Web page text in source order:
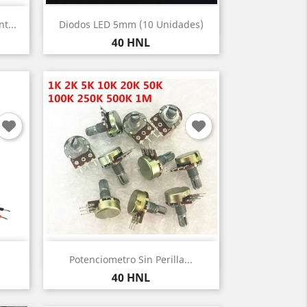
Diodos LED 5mm (10 Unidades)
Precio
40 HNL
Vista rápida
RojoAmarillo
Azul
Potenciometro Sin Perilla...
Precio
40 HNL
Vista rápida